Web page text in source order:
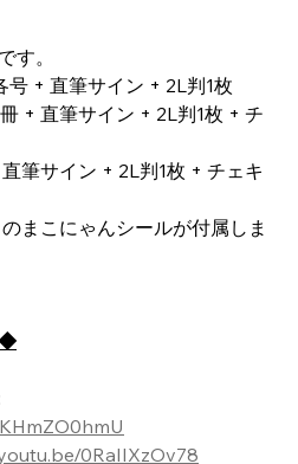
す。
+ 直筆サイン + 2L判1枚
+ 直筆サイン + 2L判1枚 + チ
筆サイン + 2L判1枚 + チェキ
まこにゃんシールが付属しま
◆
0RaIIXzOv78